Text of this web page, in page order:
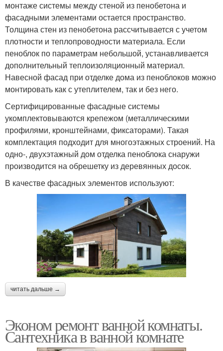
монтаже системы между стеной из пенобетона и
фасадными элементами остается пространство.
Толщина стен из пенобетона рассчитывается с учетом
плотности и теплопроводности материала. Если
пеноблок по параметрам небольшой, устанавливается
дополнительный теплоизоляционный материал.
Навесной фасад при отделке дома из пеноблоков можно
монтировать как с утеплителем, так и без него.
Сертифицированные фасадные системы
укомплектовываются крепежом (металлическими
профилями, кронштейнами, фиксаторами). Такая
комплектация подходит для многоэтажных строений. На
одно-, двухэтажный дом отделка пеноблока снаружи
производится на обрешетку из деревянных досок.
В качестве фасадных элементов используют:
читать дальше →
Эконом ремонт ванной комнаты.
Сантехника в ванной комнате